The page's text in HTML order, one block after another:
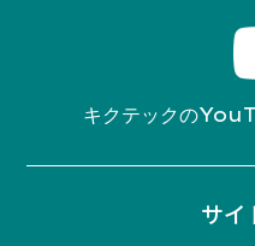
キクテックの
サイ